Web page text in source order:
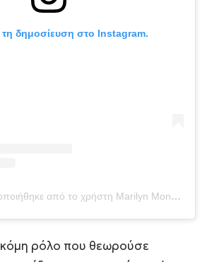
τη δημοσίευση στο Instagram.
Η δημοσίευση κοινοποιήθηκε από το χρήστη Marilyn Monroe (@marilynmonroe)
ρόλο που θεωρούσε